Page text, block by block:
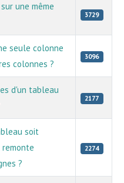
une même
3729
seule colonne
colonnes ?
3096
d'un tableau
2177
soit
?
2274